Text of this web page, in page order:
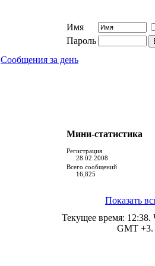
Имя
Пароль
Сообщения за день
Мини-статистика
Регистрация
28.02.2008
Всего сообщений
16,825
Показать
Текущее время: 12:38.
GMT +3.